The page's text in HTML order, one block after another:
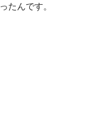
たんです。